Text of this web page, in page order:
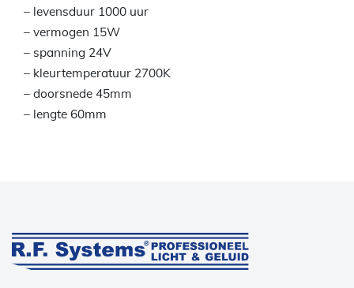
– levensduur 1000 uur
– vermogen 15W
– spanning 24V
– kleurtemperatuur 2700K
– doorsnede 45mm
– lengte 60mm